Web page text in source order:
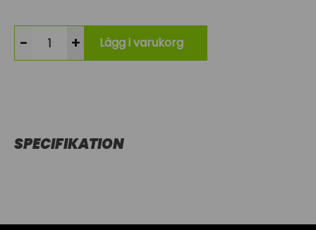
- + Lägg i varukorg
SPECIFIKATION